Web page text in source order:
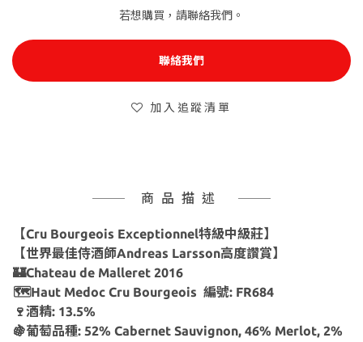
若想購買，請聯絡我們。
聯絡我們
加入追蹤清單
商品描述
【Cru Bourgeois Exceptionnel特級中級莊】
【世界最佳侍酒師Andreas Larsson高度讚賞】
🏰Chateau de Malleret 2016
🗺Haut Medoc Cru Bourgeois 編號: FR684
🍷酒精: 13.5%
🍇葡萄品種: 52% Cabernet Sauvignon, 46% Merlot, 2%